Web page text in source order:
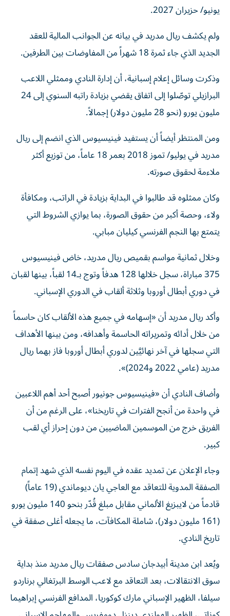
يونيو/ حزيران 2027.
ولم يكشف ريال مدريد في بيانه عن الجوانب المالية للعقد
الجديد الذي جاء ثمرة 18 شهراً من المفاوضات بين الطرفين.
وذكرت وسائل إعلام إسبانية، أن إدارة النادي وممثلي اللاعب
البرازيلي توصّلوا إلى اتفاق يقضي بزيادة راتبه السنوي إلى 24
مليون يورو (نحو 28 مليون دولار) إجمالاً.
ومن المنتظر أيضاً أن يستفيد فينيسيوس الذي انضم إلى ريال
مدريد في يوليو/ تموز 2018 بعمر 18 عاماً، من توزيع أكثر
ملاءمة لحقوق صورته.
وكان ممثلوه قد طالبوا في البداية بزيادة في الراتب، ومكافأة
ولاء، وحصة أكبر من حقوق الصورة، بما يوازي الشروط التي
يتمتع بها النجم الفرنسي كيليان مبابي.
وخلال ثمانية مواسم بقميص ريال مدريد، خاض فينيسيوس
375 مباراة، سجل خلالها 128 هدفاً وتوج بـ14 لقباً، بينها لقبان
في دوري أبطال أوروبا وثلاثة ألقاب في الدوري الإسباني.
وأكد ريال مدريد أن «إسهامه في جميع هذه الألقاب كان حاسماً
من خلال أدائه وتمريراته الحاسمة وأهدافه، ومن بينها الأهداف
التي سجلها في آخر نهائيَّين لدوري أبطال أوروبا فاز بهما ريال
مدريد (عامي 2022 و2024)».
وأضاف النادي أن «فينيسيوس جونيور أصبح أحد أهم اللاعبين
في واحدة من أنجح الفترات في تاريخنا»، على الرغم من أن
الفريق خرج من الموسمين الماضيين من دون إحراز أي لقب
كبير.
وجاء الإعلان عن تمديد عقده في اليوم نفسه الذي شهد إتمام
الصفقة المدوية للتعاقد مع العاجي يان ديوماندي (19 عاماً)
قادماً من لايبزيغ الألماني مقابل مبلغ قُدّر بنحو 140 مليون يورو
(161 مليون دولار)، شاملة المكافآت، ما يجعله أغلى صفقة في
تاريخ النادي.
ويُعد ابن مدينة أبيدجان سادس صفقات ريال مدريد منذ بداية
سوق الانتقالات، بعد التعاقد مع لاعب الوسط البرتغالي برناردو
سيلفا، الظهير الإسباني مارك كوكوريا، المدافع الفرنسي إبراهيما